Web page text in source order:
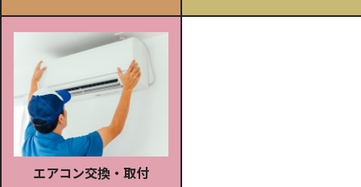
エアコン交換・取付